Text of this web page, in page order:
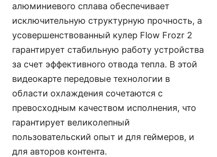
алюминиевого сплава обеспечивает
исключительную структурную прочность, а
усовершенствованный кулер Flow Frozr 2
гарантирует стабильную работу устройства
за счет эффективного отвода тепла. В этой
видеокарте передовые технологии в
области охлаждения сочетаются с
превосходным качеством исполнения, что
гарантирует великолепный
пользовательский опыт и для геймеров, и
для авторов контента.